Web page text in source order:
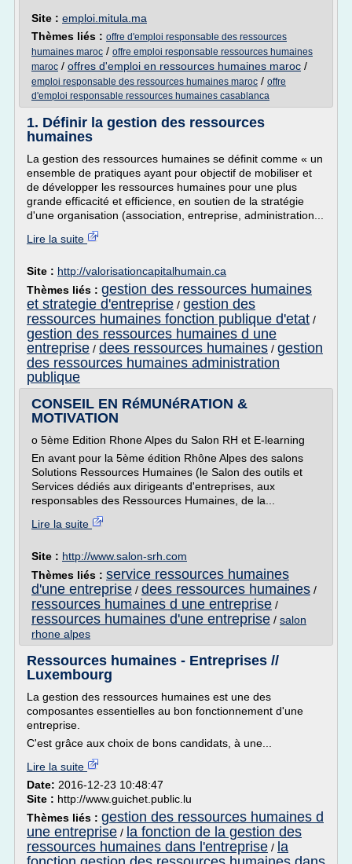
Site : emploi.mitula.ma
Thèmes liés : offre d'emploi responsable des ressources
humaines maroc / offre emploi responsable ressources humaines
maroc / offres d'emploi en ressources humaines maroc /
emploi responsable des ressources humaines maroc / offre
d'emploi responsable ressources humaines casablanca
1. Définir la gestion des ressources
humaines
La gestion des ressources humaines se définit comme « un
ensemble de pratiques ayant pour objectif de mobiliser et
de développer les ressources humaines pour une plus
grande efficacité et efficience, en soutien de la stratégie
d'une organisation (association, entreprise, administration...
Lire la suite
Site : http://valorisationcapitalhumain.ca
Thèmes liés : gestion des ressources humaines
et strategie d'entreprise / gestion des
ressources humaines fonction publique d'etat /
gestion des ressources humaines d une
entreprise / dees ressources humaines / gestion
des ressources humaines administration
publique
CONSEIL EN RéMUNéRATION &
MOTIVATION
o 5ème Edition Rhone Alpes du Salon RH et E-learning
En avant pour la 5ème édition Rhône Alpes des salons
Solutions Ressources Humaines (le Salon des outils et
Services dédiés aux dirigeants d'entreprises, aux
responsables des Ressources Humaines, de la...
Lire la suite
Site : http://www.salon-srh.com
Thèmes liés : service ressources humaines
d'une entreprise / dees ressources humaines /
ressources humaines d une entreprise /
ressources humaines d'une entreprise / salon
rhone alpes
Ressources humaines - Entreprises //
Luxembourg
La gestion des ressources humaines est une des
composantes essentielles au bon fonctionnement d'une
entreprise.
C'est grâce aux choix de bons candidats, à une...
Lire la suite
Date: 2016-12-23 10:48:47
Site : http://www.guichet.public.lu
Thèmes liés : gestion des ressources humaines d
une entreprise / la fonction de la gestion des
ressources humaines dans l'entreprise / la